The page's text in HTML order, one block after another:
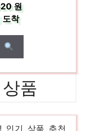
원
도착
품